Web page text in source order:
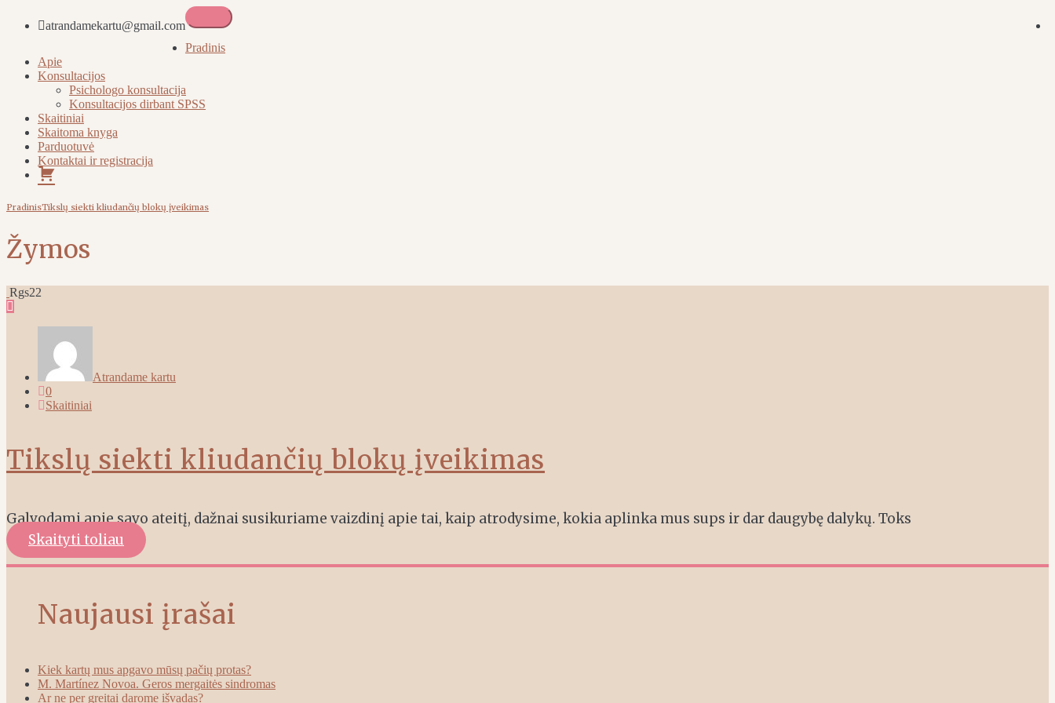
atrandamekartu@gmail.com
Atrandame kartu
Pradinis
Apie
Konsultacijos
Psichologo konsultacija
Konsultacijos dirbant SPSS
Skaitiniai
Skaitoma knyga
Parduotuvė
Kontaktai ir registracija
Pirkinių
krepšelis
PradinisTikslų siekti kliudančių blokų įveikimas
Žymos
Rgs22
Atrandame kartu
0
Skaitiniai
Tikslų siekti kliudančių blokų įveikimas
Galvodami apie savo ateitį, dažnai susikuriame vaizdinį apie tai, kaip atrodysime, kokia aplinka mus sups ir dar daugybę dalykų. Toks
Skaityti toliau
Naujausi įrašai
Kiek kartų mus apgavo mūsų pačių protas?
M. Martínez Novoa. Geros mergaitės sindromas
Ar ne per greitai darome išvadas?